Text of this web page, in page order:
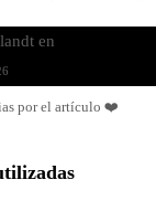
en
por el artículo ❤️